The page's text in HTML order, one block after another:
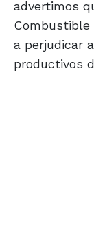
advertimos
Combustible
a perjudicar
productivos